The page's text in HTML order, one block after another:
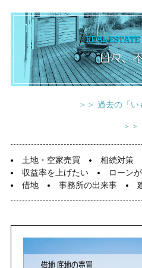
駐車場
各種相談
売却相談
（査定依頼）
賃貸管理
コラム
日々、不動産
一戸建
賃貸物件
住居
各種相談
売却相談
（査定依頼）
賃貸管理
スタッフ紹介
＞＞ 過去の「
＞
土地・空家売買 相続対策
収益率を上げたい
ローン
借地
事務所の出来事